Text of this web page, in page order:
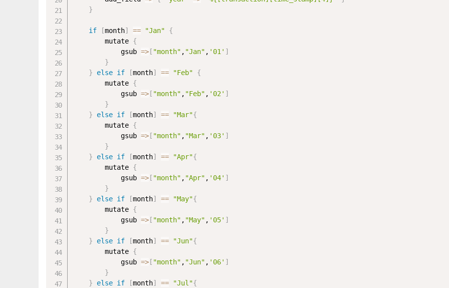
}
if [month] == "Jan"
{
		mutate
{
			gsub
=> [ "month" , "Jan" , '01' ]
}
}
else if [month] == "Feb"
{
		mutate
{
			gsub
=> [ "month" , "Feb" , '02' ]
}
}
else if [month] == "Mar"{
		mutate
{
			gsub
=> [ "month" , "Mar" , '03' ]
}
}
else if [month] == "Apr"{
		mutate
{
			gsub
=> [ "month" , "Apr" , '04' ]
}
}
else if [month] == "May"{
		mutate
{
			gsub
=> [ "month" , "May" , '05' ]
}
}
else if [month] == "Jun"{
		mutate
{
			gsub
=> [ "month" , "Jun" , '06' ]
}
}
else if [month] == "Jul"{